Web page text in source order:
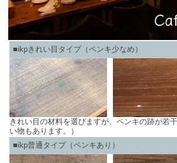
■ikpきれい目タイプ（ペンキ少なめ）
きれい目の材料を選びますが、ペンキの跡が若
い物もあります。）
■ikp普通タイプ（ペンキあり）